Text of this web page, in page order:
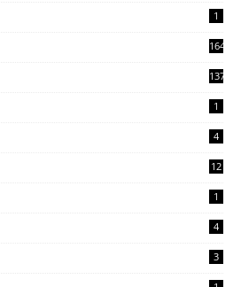
1
1644
137
1
4
12
1
4
3